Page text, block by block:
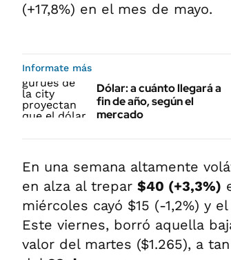
(+17,8%) en el mes de mayo.
Informate más
Dólar: a cuánto llegará a
fin de año, según el
mercado
En una semana altamente
en alza al trepar $40 (+3,3%)
miércoles cayó $15 (-1,2%) y
Este viernes, borró aquella
valor del martes ($1.265), a